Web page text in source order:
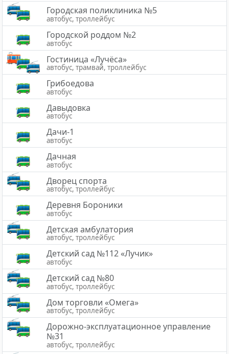
Городская поликлиника №5
автобус, троллейбус
Городской роддом №2
автобус
Гостиница «Лучёса»
автобус, трамвай, троллейбус
Грибоедова
автобус
Давыдовка
автобус
Дачи-1
автобус
Дачная
автобус
Дворец спорта
автобус, троллейбус
Деревня Бороники
автобус
Детская амбулатория
автобус, троллейбус
Детский сад №112 «Лучик»
автобус
Детский сад №80
автобус, троллейбус
Дом торговли «Омега»
автобус, троллейбус
Дорожно-эксплуатационное управление
№31
автобус, троллейбус